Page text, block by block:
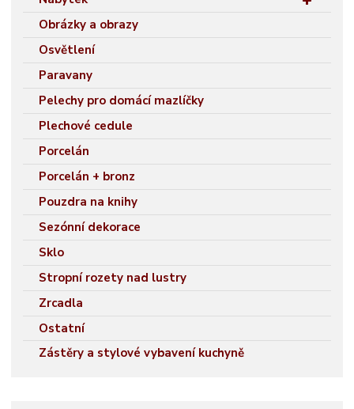
Obrázky a obrazy
Osvětlení
Paravany
Pelechy pro domácí mazlíčky
Plechové cedule
Porcelán
Porcelán + bronz
Pouzdra na knihy
Sezónní dekorace
Sklo
Stropní rozety nad lustry
Zrcadla
Ostatní
Zástěry a stylové vybavení kuchyně